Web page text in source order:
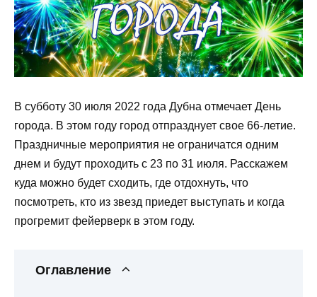
В субботу 30 июля 2022 года Дубна отмечает День
города. В этом году город отпразднует свое 66-летие.
Праздничные мероприятия не ограничатся одним
днем и будут проходить с 23 по 31 июля. Расскажем
куда можно будет сходить, где отдохнуть, что
посмотреть, кто из звезд приедет выступать и когда
прогремит фейерверк в этом году.
Оглавление